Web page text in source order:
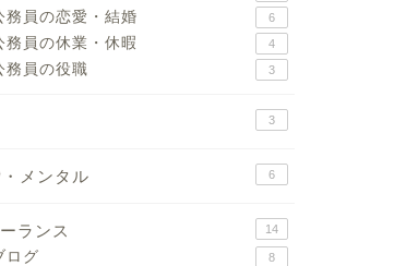
務員の恋愛・結婚 6
務員の休業・休暇 4
務員の役職 3
3
メンタル 6
ランス 14
ログ 8